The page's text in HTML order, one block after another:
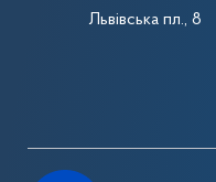
Львівська пл., 8